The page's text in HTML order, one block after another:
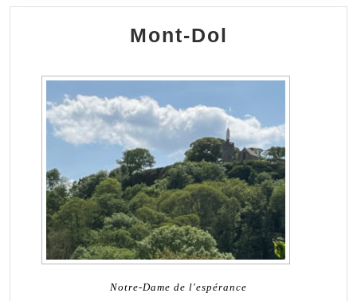
Mont-Dol
Notre-Dame de l'espérance